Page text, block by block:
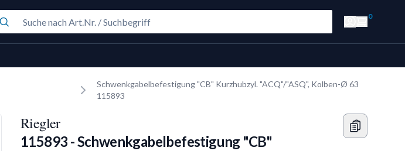
0
Schwenkgabelbefestigung "CB" Kurzhubzyl. "ACQ"/"ASQ", Kolben-Ø 63
115893
Riegler
115893 - Schwenkgabelbefestigung "CB"